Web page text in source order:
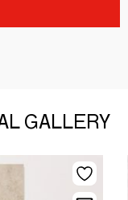
GALLERY